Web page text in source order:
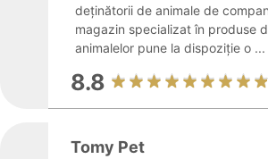
deținătorii de animale de
magazin specializat în produse
animalelor pune la dispoziție o ...
8.8
Tomy Pet